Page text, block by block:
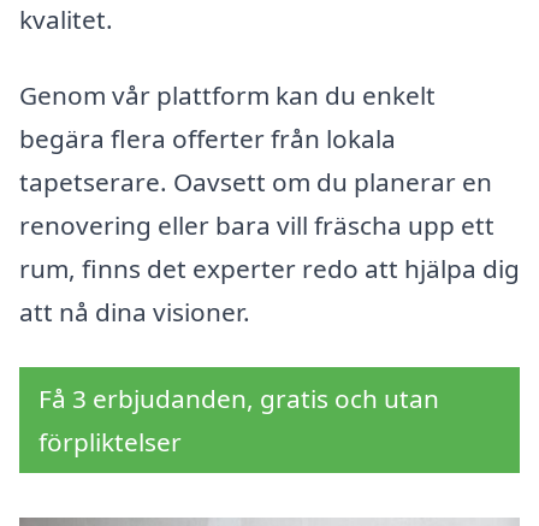
kvalitet.
Genom vår plattform kan du enkelt
begära flera offerter från lokala
tapetserare. Oavsett om du planerar en
renovering eller bara vill fräscha upp ett
rum, finns det experter redo att hjälpa dig
att nå dina visioner.
Få 3 erbjudanden, gratis och utan
förpliktelser